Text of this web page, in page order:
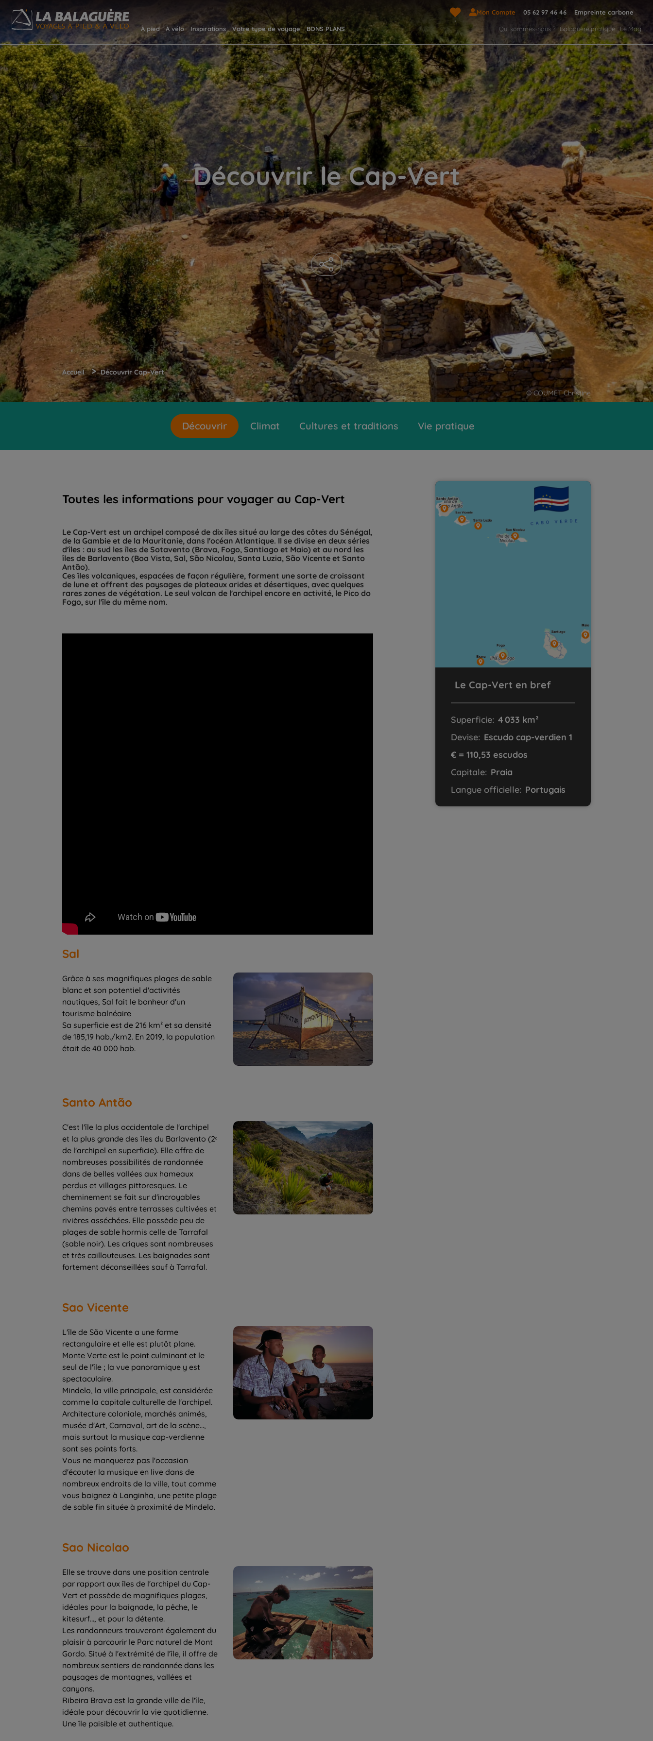
Mon Compte 05 62 97 46 46 Empreinte carbone
À pied À vélo Inspirations Votre type de voyage BONS PLANS Qui sommes-nous ? Balaguère pratique Le Mag
© COUMET Christine
Découvrir le Cap-Vert
Accueil > Découvrir Cap-Vert
Découvrir Climat Cultures et traditions Vie pratique
Toutes les informations pour voyager au Cap-Vert
Le Cap-Vert est un archipel composé de dix îles situé au large des côtes du Sénégal,
de la Gambie et de la Mauritanie, dans l'océan Atlantique. Il se divise en deux séries
d'îles : au sud les îles de Sotavento (Brava, Fogo, Santiago et Maio) et au nord les
îles de Barlavento (Boa Vista, Sal, São Nicolau, Santa Luzia, São Vicente et Santo
Antão).
Ces îles volcaniques, espacées de façon régulière, forment une sorte de croissant
de lune et offrent des paysages de plateaux arides et désertiques, avec quelques
rares zones de végétation. Le seul volcan de l'archipel encore en activité, le Pico do
Fogo, sur l'île du même nom.
Sal
Grâce à ses magnifiques plages de sable
blanc et son potentiel d'activités
nautiques, Sal fait le bonheur d'un
tourisme balnéaire
Sa superficie est de 216 km² et sa densité
de 185,19 hab./km2. En 2019, la population
était de 40 000 hab.
Santo Antão
C'est l'île la plus occidentale de l'archipel
et la plus grande des îles du Barlavento (2ᵉ
de l'archipel en superficie). Elle offre de
nombreuses possibilités de randonnée
dans de belles vallées aux hameaux
perdus et villages pittoresques. Le
cheminement se fait sur d'incroyables
chemins pavés entre terrasses cultivées et
rivières asséchées. Elle possède peu de
plages de sable hormis celle de Tarrafal
(sable noir). Les criques sont nombreuses
et très caillouteuses. Les baignades sont
fortement déconseillées sauf à Tarrafal.
Sao Vicente
L'île de São Vicente a une forme
rectangulaire et elle est plutôt plane.
Monte Verte est le point culminant et le
seul de l'île ; la vue panoramique y est
spectaculaire.
Mindelo, la ville principale, est considérée
comme la capitale culturelle de l'archipel.
Architecture coloniale, marchés animés,
musée d'Art, Carnaval, art de la scène…,
mais surtout la musique cap-verdienne
sont ses points forts.
Vous ne manquerez pas l'occasion
d'écouter la musique en live dans de
nombreux endroits de la ville, tout comme
vous baignez à Langinha, une petite plage
de sable fin située à proximité de Mindelo.
Sao Nicolao
Elle se trouve dans une position centrale
par rapport aux îles de l'archipel du Cap-
Vert et possède de magnifiques plages,
idéales pour la baignade, la pêche, le
kitesurf…, et pour la détente.
Les randonneurs trouveront également du
plaisir à parcourir le Parc naturel de Mont
Gordo. Situé à l'extrémité de l'île, il offre de
nombreux sentiers de randonnée dans les
paysages de montagnes, vallées et
canyons.
Ribeira Brava est la grande ville de l'île,
idéale pour découvrir la vie quotidienne.
Le Cap-Vert en bref
Superficie: 4 033 km²
Devise: Escudo cap-verdien 1
€ = 110,53 escudos
Capitale: Praia
Langue officielle: Portugais